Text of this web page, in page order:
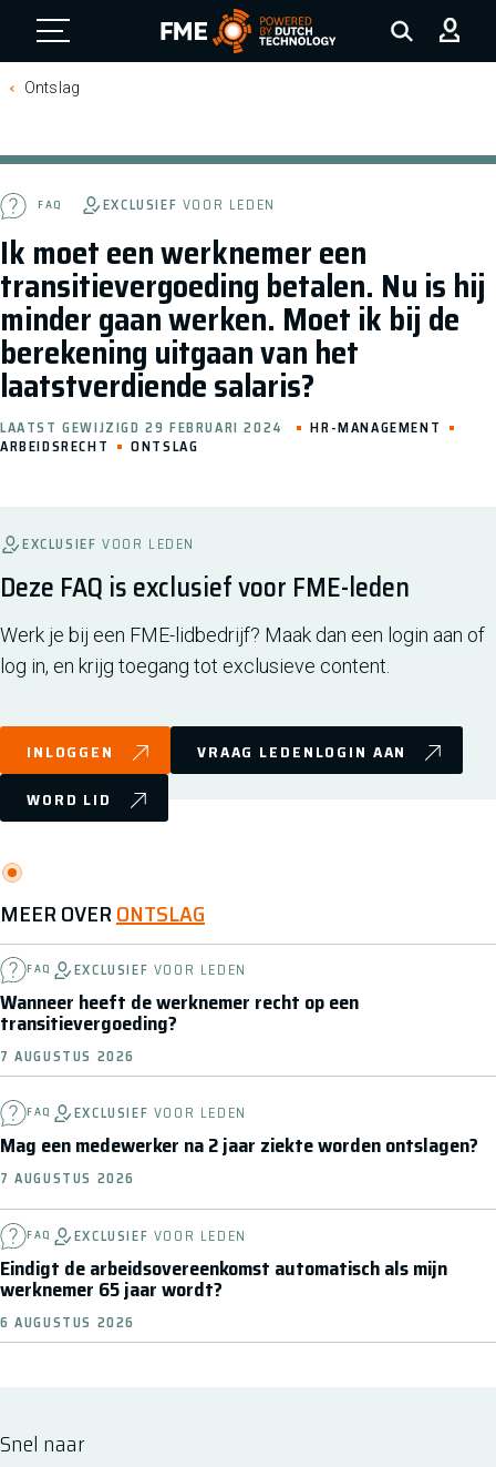
FME Logo, to the homepage
Ontslag
Ik moet een werknemer een
transitievergoeding betalen. Nu is hij
minder gaan werken. Moet ik bij de
berekening uitgaan van het
laatstverdiende salaris?
FAQ EXCLUSIEF VOOR LEDEN
LAATST GEWIJZIGD 29 FEBRUARI 2024
HR-MANAGEMENT
ARBEIDSRECHT
ONTSLAG
EXCLUSIEF VOOR LEDEN
Deze FAQ is exclusief voor FME-leden
Werk je bij een FME-lidbedrijf? Maak dan een login aan of
log in, en krijg toegang tot exclusieve content.
INLOGGEN
VRAAG LEDENLOGIN AAN
WORD LID
MEER OVERONTSLAG
FAQ EXCLUSIEF VOOR LEDEN
Wanneer heeft de werknemer recht op een
transitievergoeding?
7 AUGUSTUS 2026
FAQ EXCLUSIEF VOOR LEDEN
Mag een medewerker na 2 jaar ziekte worden ontslagen?
7 AUGUSTUS 2026
FAQ EXCLUSIEF VOOR LEDEN
Eindigt de arbeidsovereenkomst automatisch als mijn
werknemer 65 jaar wordt?
6 AUGUSTUS 2026
Snel naar